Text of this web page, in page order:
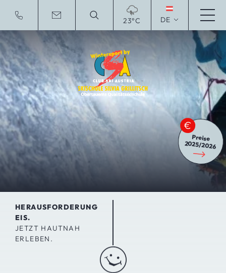
23°C DE
To English Website
Preise
2025/2026
HERAUSFORDERUNG
EIS.
JETZT HAUTNAH
ERLEBEN.